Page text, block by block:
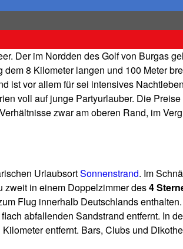
Der im Nordden des Golf von Burgas
8 Kilometer langen und 100 Meter
ist vor allem für sei intensives
voll auf junge Partyurlauber. Die
zwar am oberen Rand, im
UrlaubsortSonnenstrand. Im
in einem Doppelzimmer des4
Flug innerhalb Deutschlands
abfallenden Sandstrand entfernt. In
entfernt. Bars, Clubs und